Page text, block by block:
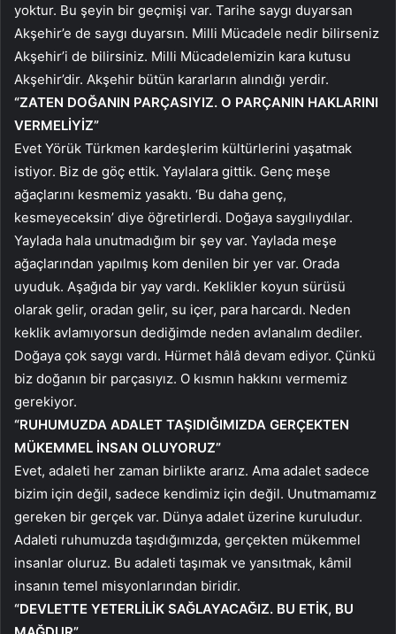
yoktur. Bu şeyin bir geçmişi var. Tarihe saygı duyarsan
Akşehir’e de saygı duyarsın. Milli Mücadele nedir bilirseniz
Akşehir’i de bilirsiniz. Milli Mücadelemizin kara kutusu
Akşehir’dir. Akşehir bütün kararların alındığı yerdir.
“ZATEN DOĞANIN PARÇASIYIZ. O PARÇANIN HAKLARINI
VERMELİYİZ”
Evet Yörük Türkmen kardeşlerim kültürlerini yaşatmak
istiyor. Biz de göç ettik. Yaylalara gittik. Genç meşe
ağaçlarını kesmemiz yasaktı. ‘Bu daha genç,
kesmeyeceksin’ diye öğretirlerdi. Doğaya saygılıydılar.
Yaylada hala unutmadığım bir şey var. Yaylada meşe
ağaçlarından yapılmış kom denilen bir yer var. Orada
uyuduk. Aşağıda bir yay vardı. Keklikler koyun sürüsü
olarak gelir, oradan gelir, su içer, para harcardı. Neden
keklik avlamıyorsun dediğimde neden avlanalım dediler.
Doğaya çok saygı vardı. Hürmet hâlâ devam ediyor. Çünkü
biz doğanın bir parçasıyız. O kısmın hakkını vermemiz
gerekiyor.
“RUHUMUZDA ADALET TAŞIDIĞIMIZDA GERÇEKTEN
MÜKEMMEL İNSAN OLUYORUZ”
Evet, adaleti her zaman birlikte ararız. Ama adalet sadece
bizim için değil, sadece kendimiz için değil. Unutmamamız
gereken bir gerçek var. Dünya adalet üzerine kuruludur.
Adaleti ruhumuzda taşıdığımızda, gerçekten mükemmel
insanlar oluruz. Bu adaleti taşımak ve yansıtmak, kâmil
insanın temel misyonlarından biridir.
“DEVLETTE YETERLİLİK SAĞLAYACAĞIZ. BU ETİK, BU